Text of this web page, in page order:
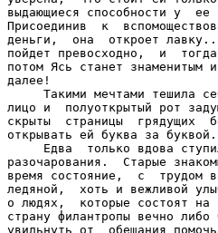
выдающиеся способности у
Присоединив  к
деньги,  она  откроет
пойдет превосходно,  и
потом Ясь станет знаменитым
далее!
Такими мечтами тешила
лицо и  полуоткрытый рот
скрыты  страницы  грядущих
открывать ей буква за
Едва  только вдова
разочарования.  Старые
время состояние,  с  трудом
ледяной,  хоть и вежливой
о людях,  которые состоят на
страну филантропы вечно
увильнуть от  обещания